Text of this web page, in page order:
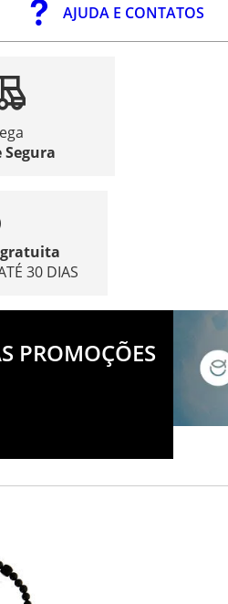
AJUDA E CONTATOS
Segura
30 DIAS
PROMOÇÕES